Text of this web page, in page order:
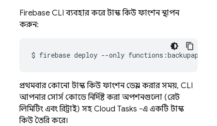
Firebase CLI ব্যবহার করে টাস্ক কিউ ফাংশন স্থাপন
করুন:
$ firebase deploy --only
প্রথমবার কোনো টাস্ক কিউ ফাংশন ডেপ্লয় করার সময়, CLI
আপনার সোর্স কোডে নির্দিষ্ট করা অপশনগুলো (রেট
লিমিটিং এবং রিট্রাই) সহ Cloud Tasks -এ একটি টাস্ক
কিউ তৈরি করে।